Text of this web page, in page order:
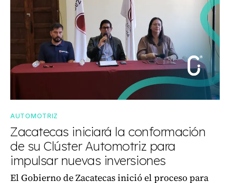
AUTOMOTRIZ
Zacatecas iniciará la conformación
de su Clúster Automotriz para
impulsar nuevas inversiones
El Gobierno de Zacatecas inició el proceso para